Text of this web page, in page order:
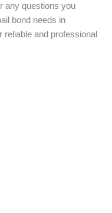
any questions you
bond needs in
reliable and professional